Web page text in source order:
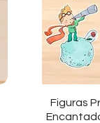
Figuras